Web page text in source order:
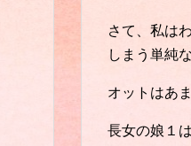
さて、私は
しまう単純
オットはあ
長女の娘１